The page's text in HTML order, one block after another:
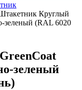
Круглый
зеленый (RAL 6020
зеленый